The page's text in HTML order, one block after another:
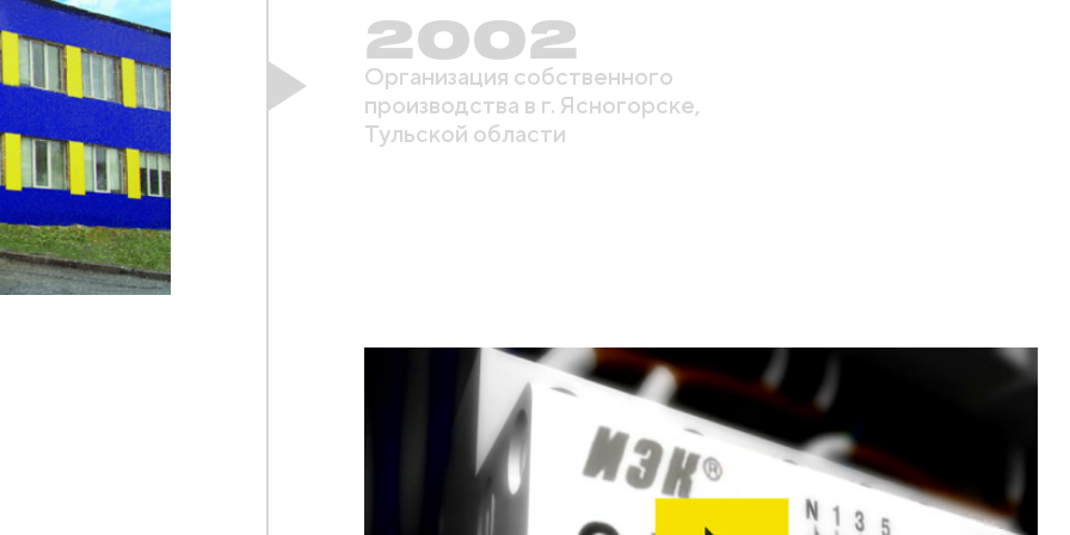
2002
Организация собственного
производства в г. Ясногорске,
Тульской области